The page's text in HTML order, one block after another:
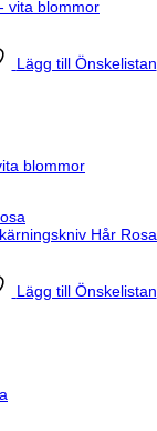
Lägg till Önskelistan
blommor
Lägg till Önskelistan